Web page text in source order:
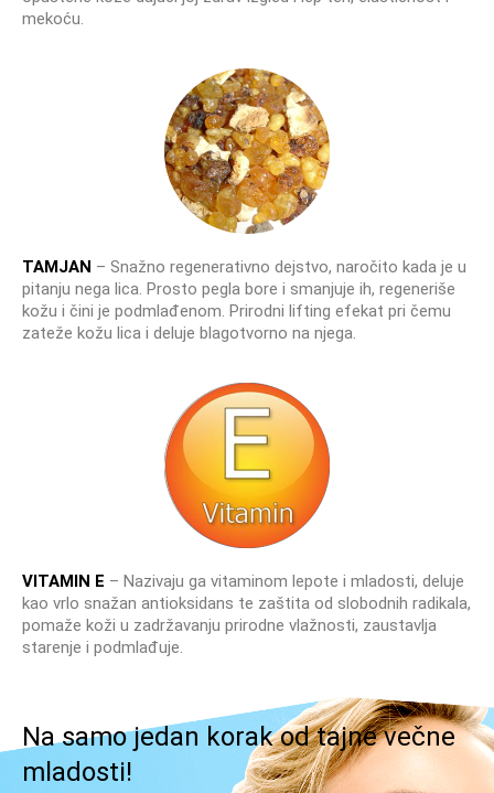
mekoću.
TAMJAN – Snažno regenerativno dejstvo, naročito kada je u
pitanju nega lica. Prosto pegla bore i smanjuje ih, regeneriše
kožu i čini je podmlađenom. Prirodni lifting efekat pri čemu
zateže kožu lica i deluje blagotvorno na njega.
VITAMIN E – Nazivaju ga vitaminom lepote i mladosti, deluje
kao vrlo snažan antioksidans te zaštita od slobodnih radikala,
pomaže koži u zadržavanju prirodne vlažnosti, zaustavlja
starenje i podmlađuje.
Na samo jedan korak od tajne večne
mladosti!